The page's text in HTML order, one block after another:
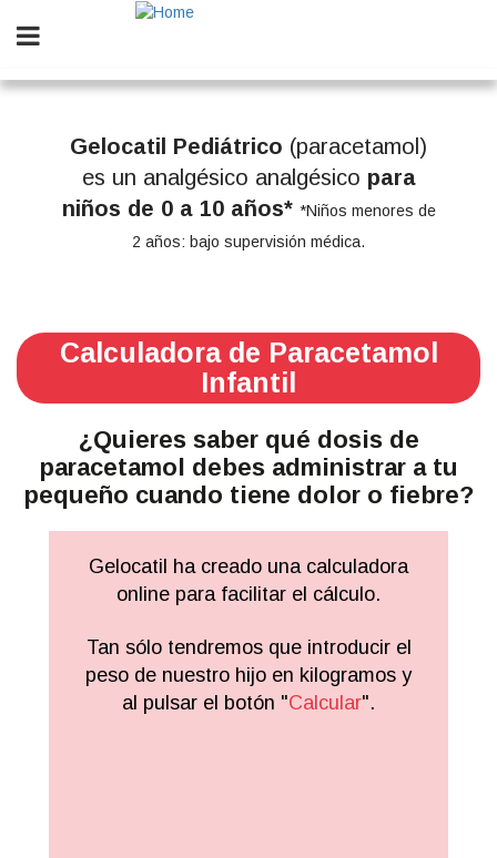
content
Gelocatil Pediátrico (paracetamol)
es un analgésico analgésico para
niños de 0 a 10 años* *Niños menores de
2 años: bajo supervisión médica.
Calculadora de Paracetamol
Infantil
¿Quieres saber qué dosis de
paracetamol debes administrar a tu
pequeño cuando tiene dolor o fiebre?
Gelocatil ha creado una calculadora
online para facilitar el cálculo.
Tan sólo tendremos que introducir el
peso de nuestro hijo en kilogramos y
al pulsar el botón "Calcular".